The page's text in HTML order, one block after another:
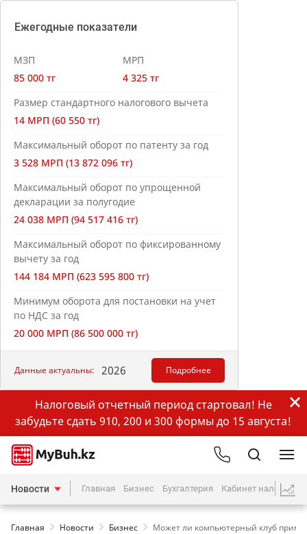
Ежегодные показатели
МЗП
85 000 тг
МРП
4 325 тг
Размер стандартного налогового вычета
14 МРП (60 550 тг)
Максимальный оборот по патенту за год
3 528 МРП (13 872 096 тг)
Максимальный оборот по упрощенной
декларации за полугодие
24 038 МРП (94 517 416 тг)
Максимальный оборот по фиксированному
вычету за год
144 184 МРП (623 595 800 тг)
Минимум оборота для постановки на учет
по НДС за год
20 000 МРП (86 500 000 тг)
Данные актуальны: 2026 Подробнее
Налоговый отчетный период стартовал! Не
забудьте сдать 910, 200 и 300 формы до 15 августа!
Новости Главная Бизнес Бухгалтерия Кабинет
Главная Новости Бизнес Может ли компьютерный клуб